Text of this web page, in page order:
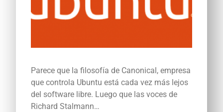
Parece que la filosofía de Canonical, empresa
que controla Ubuntu está cada vez más lejos
del software libre. Luego que las voces de
Richard Stalmann…